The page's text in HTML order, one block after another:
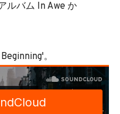
ルバム In Awe か
。